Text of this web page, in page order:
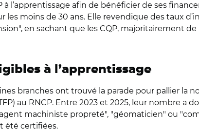
à l’apprentissage afin de bénéficier de ses
les moins de 30 ans. Elle revendique des taux
en sachant que les CQP, majoritairement de
à l’apprentissage
branches ont trouvé la parade pour pallier la
au RNCP. Entre 2023 et 2025, leur nombre a
machiniste propreté", "géomaticien" ou
été certifiées.